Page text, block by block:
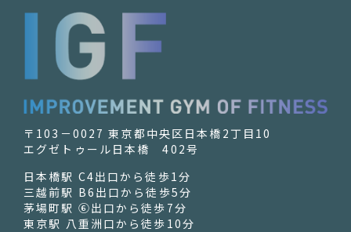
〒103－0027 東京都中央区日本橋2丁目10
エグゼトゥール日本橋 402号
日本橋駅 C4出口から徒歩1分
三越前駅 B6出口から徒歩5分
茅場町駅 ⑥出口から徒歩7分
東京駅 八重洲口から徒歩10分